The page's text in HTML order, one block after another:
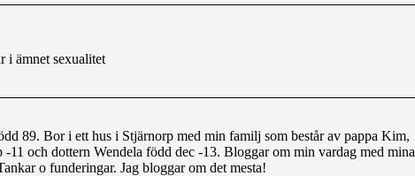
i ämnet sexualitet
89. Bor i ett hus i Stjärnorp med min familj som består av pappa Kim,
-11 och dottern Wendela född dec -13. Bloggar om min vardag med mina
o funderingar. Jag bloggar om det mesta!